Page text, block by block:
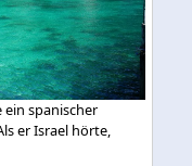
spanischer
er Israel hörte,